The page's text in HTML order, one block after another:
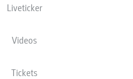
Liveticker
Videos
Tickets